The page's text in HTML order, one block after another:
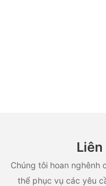
Liên
Chúng tôi hoan
thể phục vụ các yêu